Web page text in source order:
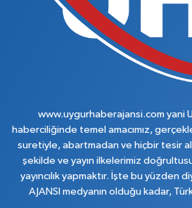
www.uygurhaberajansi.com yani
haberciliğinde temel amacımız,
suretiyle, abartmadan ve hiçbir tesir
şekilde ve yayın ilkelerimiz
yayıncılık yapmaktır. İşte bu yüzden
AJANSI medyanın olduğu kadar,